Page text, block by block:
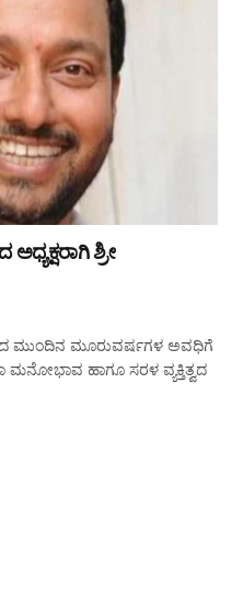
ಶ್ರೀ
ಮುಂದಿನ ಮೂರುವರ್ಷಗಳ ಅವಧಿಗೆ
ಮನೋಭಾವ ಹಾಗೂ ಸರಳ ವ್ಯಕ್ತಿತ್ವದ